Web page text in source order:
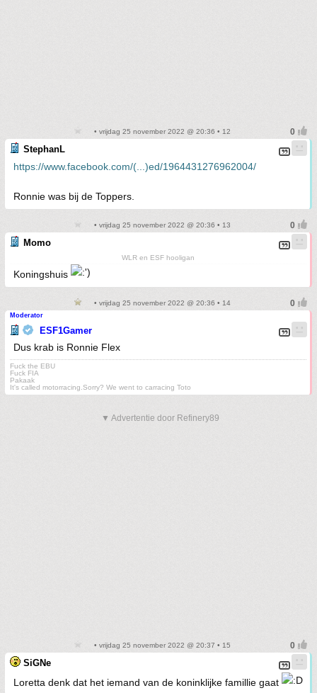
• vrijdag 25 november 2022 @ 20:36 • 12
StephanL
https://www.facebook.com/(...)ed/1964431276962004/
Ronnie was bij de Toppers.
• vrijdag 25 november 2022 @ 20:36 • 13
Momo
WLR en ESF hooligan
Koningshuis
• vrijdag 25 november 2022 @ 20:36 • 14
Moderator
ESF1Gamer
Dus krab is Ronnie Flex
Fuck the EBU
Fuck FIA
Pakaak
It's called motorracing.Sorry? We went to carracing Toto
▼ Advertentie door Refinery89
• vrijdag 25 november 2022 @ 20:37 • 15
SiGNe
Loretta denk dat het iemand van de koninklijke famillie gaat